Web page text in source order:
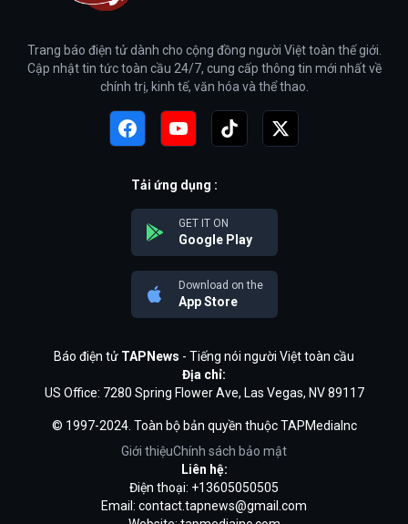
Trang báo điện tử dành cho cộng đồng người Việt toàn thế giới.
Cập nhật tin tức toàn cầu 24/7, cung cấp thông tin mới nhất về
chính trị, kinh tế, văn hóa và thể thao.
Tải ứng dụng :
GET IT ON
Google Play
Download on the
App Store
Báo điện tử TAPNews - Tiếng nói người Việt toàn cầu
Địa chỉ:
US Office: 7280 Spring Flower Ave, Las Vegas, NV 89117
© 1997-2024. Toàn bộ bản quyền thuộc TAPMediaInc
Giới thiệuChính sách bảo mật
Liên hệ:
Điện thoại: +13605050505
Email: contact.tapnews@gmail.com